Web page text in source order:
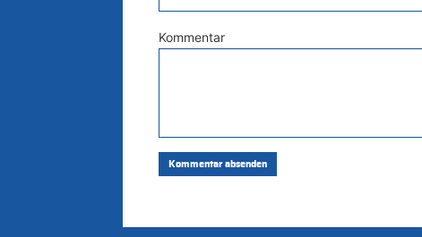
Kommentar